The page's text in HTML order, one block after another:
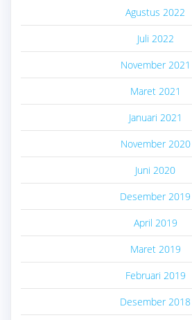
Agustus 2022
Juli 2022
November 2021
Maret 2021
Januari 2021
November 2020
Juni 2020
Desember 2019
April 2019
Maret 2019
Februari 2019
Desember 2018